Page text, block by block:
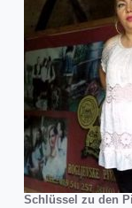
Schlüssel zu den